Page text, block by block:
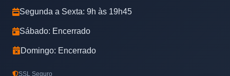
Segunda a Sexta: 9h às 19h45
Sábado: Encerrado
Domingo: Encerrado
SSL Seguro